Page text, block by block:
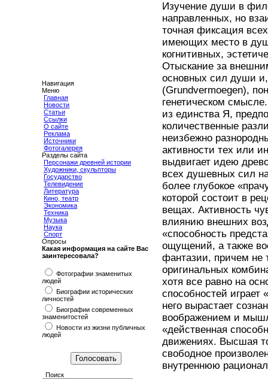
Навигация
Меню
Главная
Новости
Статьи
Ссылки
О сайте
Реклама
Источники
Фотогалерея
Разделы сайта
Персонажи древней истории
Художники, скульпторы
Государство
Телевидение
Литература
Кино, театр
Экономика
Техника
Музыка
Наука
Спорт
Опросы
Какая информация на сайте Вас
заинтересовала?
Фотографии знаменитых
людей
Биографии исторических
личностей
Биографии современных
знаменитостей
Новости из жизни публичных
людей
Поиск
Изучение души в
направленных, но
точная фиксация
имеющих место в
когнитивных,
Отыскание за
основных сил души и,
(Grundvermoegen),
генетическом
из единства Я,
количественные
неизбежно
активности тех или
выдвигает идею
всех душевных сил
более глубокое
которой состоит в
вещах. Активность
влиянию внешних
«способность
ощущений, а также
фантазии, причем не
оригинальных
хотя все равно на
способностей играет
него вырастает
воображением и
«действенная
движениях. Высшая
свободное
внутреннюю